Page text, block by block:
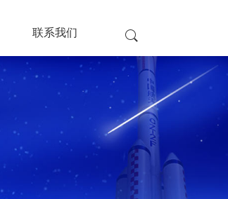
联系我们